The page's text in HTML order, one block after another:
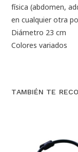
física (abdomen,
en cualquier otra
Diámetro 23 cm
Colores variados
TAMBIÉN TE